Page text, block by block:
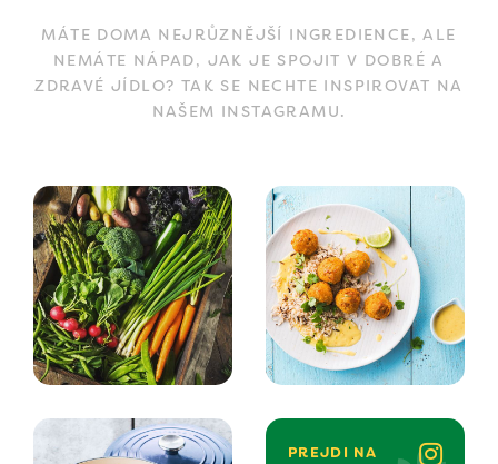
MÁTE DOMA NEJRŮZNĚJŠÍ INGREDIENCE, ALE
NEMÁTE NÁPAD, JAK JE SPOJIT V DOBRÉ A
ZDRAVÉ JÍDLO? TAK SE NECHTE INSPIROVAT NA
NAŠEM INSTAGRAMU.
PREJDI NA